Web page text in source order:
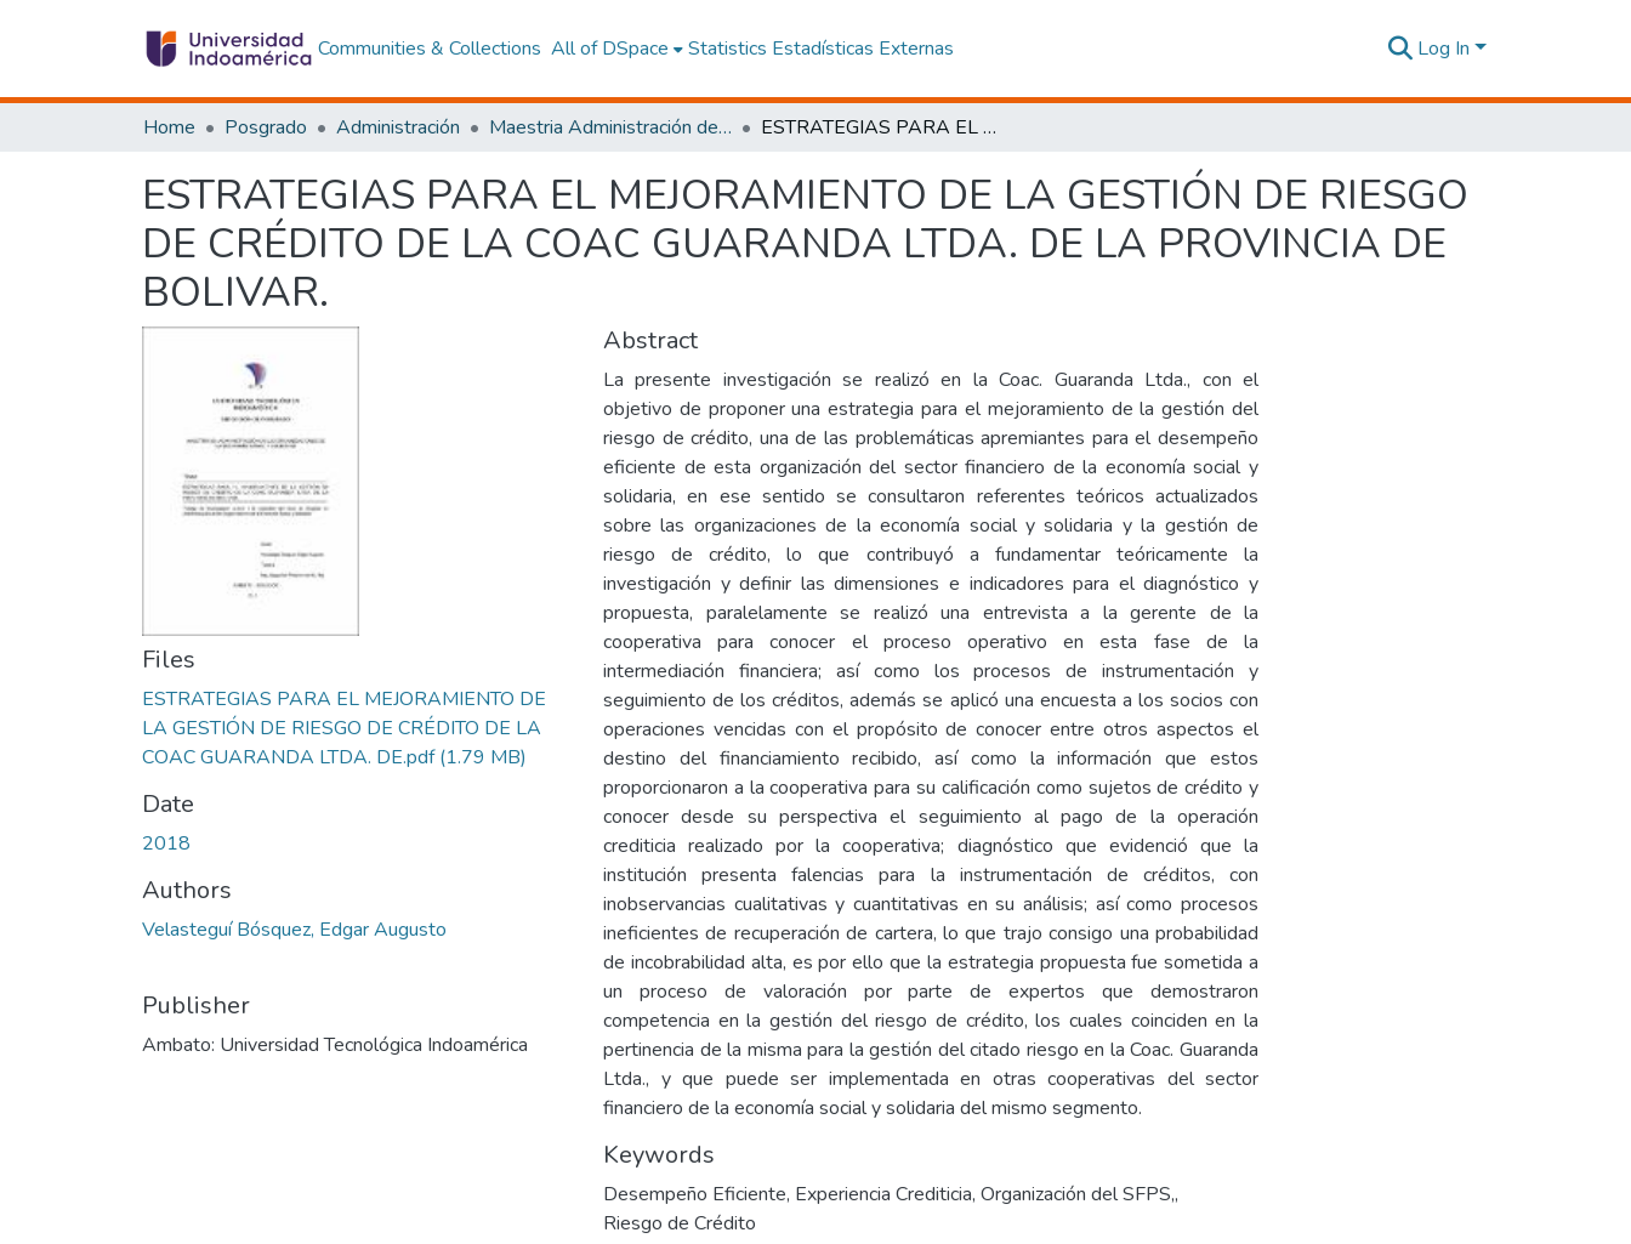
Communities & Collections All of DSpace Statistics Estadísticas Externas Log In
Home Posgrado Administración Maestria Administración de las Organizaciones de la Economía Social y Solidaria ESTRATEGIAS PARA EL MEJORAMIENTO DE LA GESTIÓN DE RIESGO DE CRÉDITO DE LA COAC GUARANDA LTDA. DE LA PROVINCIA DE BOLIVAR.
ESTRATEGIAS PARA EL MEJORAMIENTO DE LA GESTIÓN DE RIESGO
DE CRÉDITO DE LA COAC GUARANDA LTDA. DE LA PROVINCIA DE
BOLIVAR.
Files
ESTRATEGIAS PARA EL MEJORAMIENTO DE
LA GESTIÓN DE RIESGO DE CRÉDITO DE LA
COAC GUARANDA LTDA. DE.pdf(1.79 MB)
Date
2018
Authors
Velasteguí Bósquez, Edgar Augusto
Publisher
Ambato: Universidad Tecnológica Indoamérica
Abstract
La presente investigación se realizó en la Coac. Guaranda Ltda., con el
objetivo de proponer una estrategia para el mejoramiento de la gestión del
riesgo de crédito, una de las problemáticas apremiantes para el desempeño
eficiente de esta organización del sector financiero de la economía social y
solidaria, en ese sentido se consultaron referentes teóricos actualizados
sobre las organizaciones de la economía social y solidaria y la gestión de
riesgo de crédito, lo que contribuyó a fundamentar teóricamente la
investigación y definir las dimensiones e indicadores para el diagnóstico y
propuesta, paralelamente se realizó una entrevista a la gerente de la
cooperativa para conocer el proceso operativo en esta fase de la
intermediación financiera; así como los procesos de instrumentación y
seguimiento de los créditos, además se aplicó una encuesta a los socios con
operaciones vencidas con el propósito de conocer entre otros aspectos el
destino del financiamiento recibido, así como la información que estos
proporcionaron a la cooperativa para su calificación como sujetos de crédito y
conocer desde su perspectiva el seguimiento al pago de la operación
crediticia realizado por la cooperativa; diagnóstico que evidenció que la
institución presenta falencias para la instrumentación de créditos, con
inobservancias cualitativas y cuantitativas en su análisis; así como procesos
ineficientes de recuperación de cartera, lo que trajo consigo una probabilidad
de incobrabilidad alta, es por ello que la estrategia propuesta fue sometida a
un proceso de valoración por parte de expertos que demostraron
competencia en la gestión del riesgo de crédito, los cuales coinciden en la
pertinencia de la misma para la gestión del citado riesgo en la Coac. Guaranda
Ltda., y que puede ser implementada en otras cooperativas del sector
financiero de la economía social y solidaria del mismo segmento.
Keywords
Desempeño Eficiente, Experiencia Crediticia, Organización del SFPS,,
Riesgo de Crédito